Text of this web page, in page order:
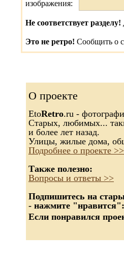
изображения:
Не соответствует разделу!
Это не ретро! Сообщить о
О проекте
EtoRetro.ru -
Старых, любимых...
и более лет назад.
Улицы, жилые дома,
Подробнее о проекте >>
Также полезно:
Вопросы и ответы >>
Подпишитесь на
- нажмите "нравится":
Если понравился